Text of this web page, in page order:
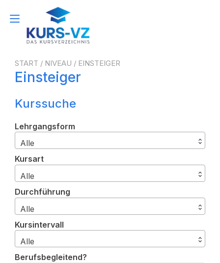
Inhalt
springen
Navigation
umschalten
START / NIVEAU / EINSTEIGER
Einsteiger
Kurssuche
Lehrgangsform
Alle
Kursart
Alle
Durchführung
Alle
Kursintervall
Alle
Berufsbegleitend?